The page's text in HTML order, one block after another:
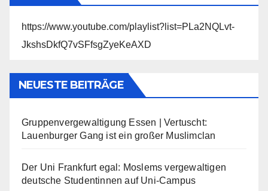
https://www.youtube.com/playlist?list=PLa2NQLvt-
JkshsDkfQ7vSFfsgZyeKeAXD
NEUESTE BEITRÄGE
Gruppenvergewaltigung Essen | Vertuscht:
Lauenburger Gang ist ein großer Muslimclan
Der Uni Frankfurt egal: Moslems vergewaltigen
deutsche Studentinnen auf Uni-Campus